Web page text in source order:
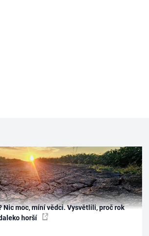
Nic moc, míní vědci. Vysvětlili, proč rok
horší